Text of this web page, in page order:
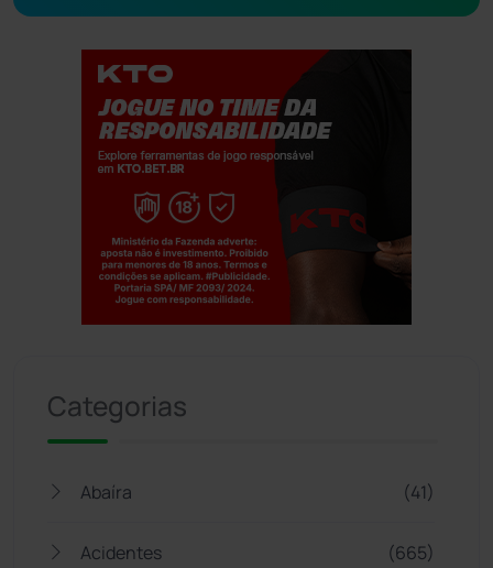
Categorias
Abaíra (41)
Acidentes (665)